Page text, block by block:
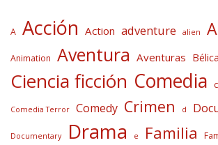
A Acción Action adventure alien
Animation Aventura Aventuras Bélica
Ciencia ficción Comedia
Comedia Terror Comedy Crimen d
Documentary Drama e Familia